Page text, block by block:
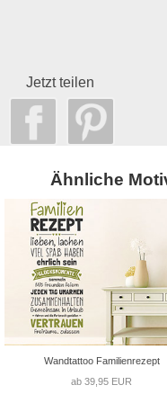
Jetzt teilen
Ähnliche
Wandtattoo Familienrezept
ab 39,95 EUR